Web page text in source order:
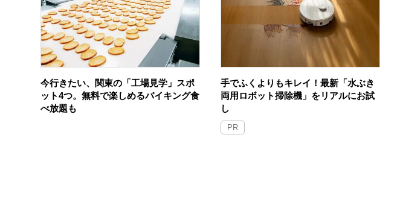
今行きたい、関東の「工場見学」スポ
ット4つ。無料で楽しめるバイキング食
べ放題も
手でふくよりもキレイ！最新「水ぶき
両用ロボット掃除機」をリアルにお試
し
PR